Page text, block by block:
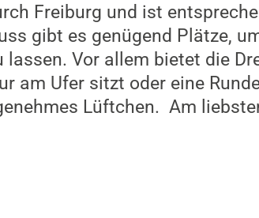
Freiburg und ist
gibt es genügend Plätze,
Vor allem bietet die
am Ufer sitzt oder eine
Lüftchen. Am